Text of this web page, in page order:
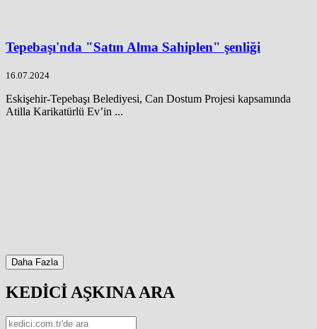
Tepebaşı'nda "Satın Alma Sahiplen" şenliği
16.07.2024
Eskişehir-Tepebaşı Belediyesi, Can Dostum Projesi kapsamında
Atilla Karikatürlü Ev’in ...
Daha Fazla
KEDİCİ AŞKINA ARA